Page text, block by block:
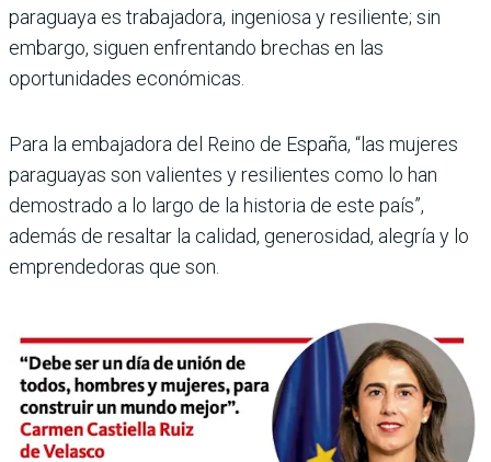
paraguaya es trabajadora, ingeniosa y resiliente; sin
embargo, siguen enfrentando brechas en las
oportunidades económicas.
Para la embajadora del Reino de España, “las mujeres
paraguayas son valientes y resilientes como lo han
demostrado a lo largo de la historia de este país”,
además de resaltar la calidad, generosidad, alegría y lo
emprendedoras que son.